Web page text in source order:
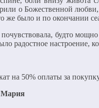
о Божественной
же было и по окончании
будто
радостное настроение,
на 50% оплаты за
Мария